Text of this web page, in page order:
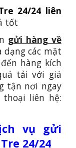
24/24 liên
tốt
gửi hàng về
dạng các mặt
hàng kích
tải với giá
tận nơi ngay
thoại liên hệ:
vụ gửi
24/24